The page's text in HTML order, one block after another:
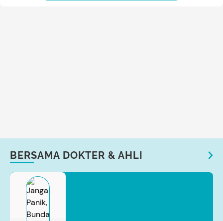
BERSAMA DOKTER & AHLI